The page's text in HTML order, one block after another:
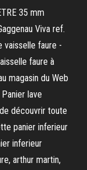
35 mm
Viva ref.
vaisselle faure -
faure à
magasin du Web
lave
découvrir toute
panier inferieur
inferieur
arthur martin,